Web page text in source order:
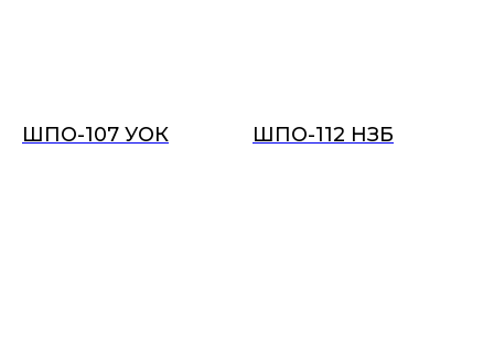
ШПО-107 УОК ШПО-112 НЗБ